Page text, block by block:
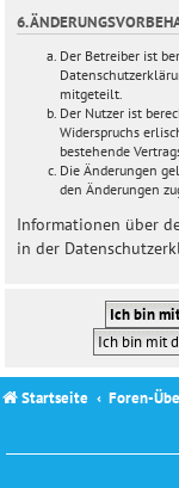
6.
Der Betreiber ist
mitgeteilt.
Der Nutzer ist
Widerspruchs
bestehende
Die Änderungen
den Änderungen
Informationen über
in der
Startseite Foren-